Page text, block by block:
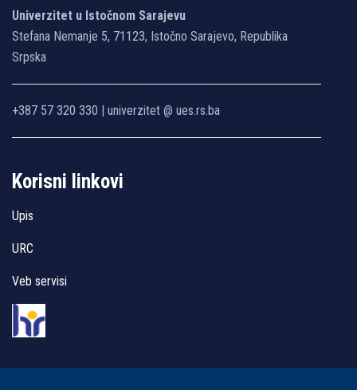
Univerzitet u Istočnom Sarajevu
Stefana Nemanje 5, 71123, Istočno Sarajevo, Republika
Srpska
+387 57 320 330 | univerzitet @ ues.rs.ba
Korisni linkovi
Upis
URC
Veb servisi